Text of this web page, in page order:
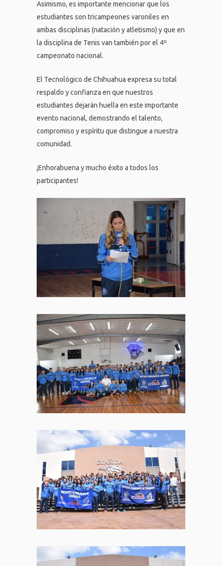
Asimismo, es importante mencionar que los
estudiantes son tricampeones varoniles en
ambas disciplinas (natación y atletismo) y que en
la disciplina de Tenis van también por el 4º
campeonato nacional.
El Tecnológico de Chihuahua expresa su total
respaldo y confianza en que nuestros
estudiantes dejarán huella en este importante
evento nacional, demostrando el talento,
compromiso y espíritu que distingue a nuestra
comunidad.
¡Enhorabuena y mucho éxito a todos los
participantes!